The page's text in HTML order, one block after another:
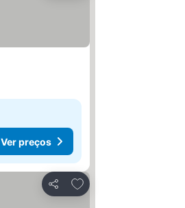
Ver preços
Partilhar
Adicionar aos favoritos